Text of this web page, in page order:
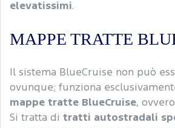
elevatissimi.
MAPPE TRATTE
Il sistema BlueCruise non può
ovunque; funziona
mappe tratte BlueCruise,
Si tratta di tratti autostradali